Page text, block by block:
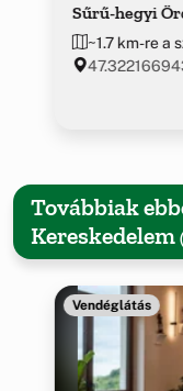
Sűrű-hegyi
~1.7 km-re a
Továbbiak
Kereskedelem
Vendéglátás